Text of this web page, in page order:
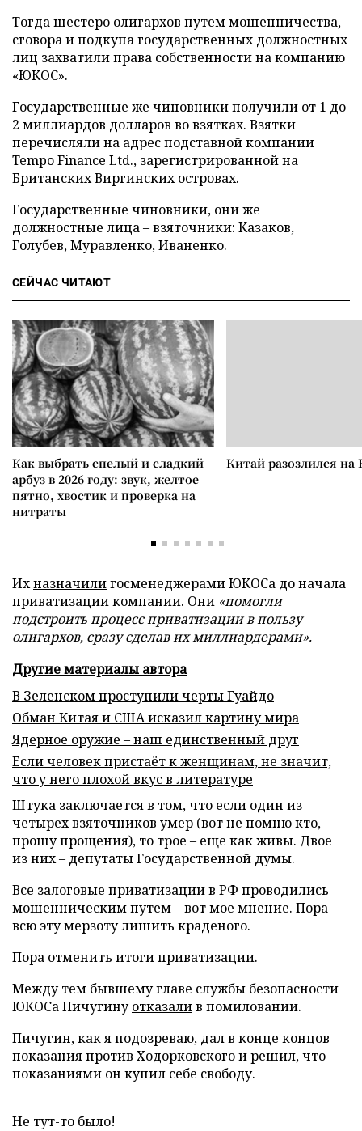
Тогда шестеро олигархов путем мошенничества,
сговора и подкупа государственных должностных
лиц захватили права собственности на компанию
«ЮКОС».
Государственные же чиновники получили от 1 до
2 миллиардов долларов во взятках. Взятки
перечисляли на адрес подставной компании
Tempo Finance Ltd., зарегистрированной на
Британских Виргинских островах.
Государственные чиновники, они же
должностные лица – взяточники: Казаков,
Голубев, Муравленко, Иваненко.
СЕЙЧАС ЧИТАЮТ
Как выбрать спелый и сладкий
арбуз в 2026 году: звук, желтое
пятно, хвостик и проверка на
нитраты
Китай разозлился на
Ихназначилигосменеджерами ЮКОСа до начала
приватизации компании. Они «помогли
подстроить процесс приватизации в пользу
олигархов, сразу сделав их миллиардерами».
Другие материалы автора
В Зеленском проступили черты Гуайдо
Обман Китая и США исказил картину мира
Ядерное оружие – наш единственный друг
Если человек пристаёт к женщинам, не значит,
что у него плохой вкус в литературе
Штука заключается в том, что если один из
четырех взяточников умер (вот не помню кто,
прошу прощения), то трое – еще как живы. Двое
из них – депутаты Государственной думы.
Все залоговые приватизации в РФ проводились
мошенническим путем – вот мое мнение. Пора
всю эту мерзоту лишить краденого.
Пора отменить итоги приватизации.
Между тем бывшему главе службы безопасности
ЮКОСа Пичугинуотказалив помиловании.
Пичугин, как я подозреваю, дал в конце концов
показания против Ходорковского и решил, что
показаниями он купил себе свободу.
Не тут-то было!